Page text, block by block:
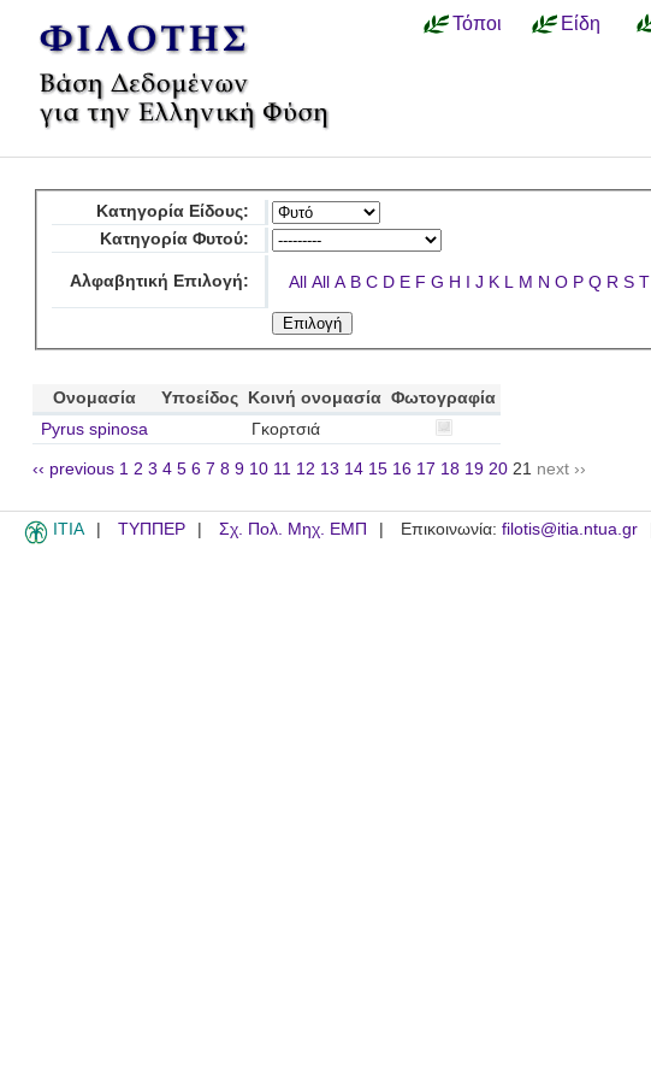
Τόποι Είδη
Κατηγορία Είδους:
Κατηγορία Φυτού:
Αλφαβητική Επιλογή: All All A B C D E F G H I J K L M N O P Q R S T
Ονομασία Υποείδος Κοινή ονομασία Φωτογραφία
Pyrus spinosa
Γκορτσιά
‹‹ previous 1 2 3 4 5 6 7 8 9 10 11 12 13 14 15 16 17 18 19 20 21 next ››
ITIA ΤΥΠΠΕΡ Σχ. Πολ. Μηχ. ΕΜΠ Επικοινωνία: filotis@itia.ntua.gr